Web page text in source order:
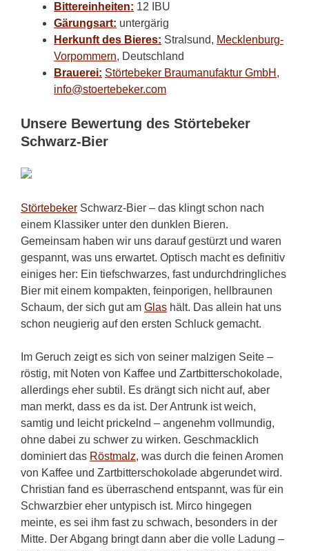
Bittereinheiten: 12 IBU
Gärungsart: untergärig
Herkunft des Bieres: Stralsund, Mecklenburg-
Vorpommern, Deutschland
Brauerei: Störtebeker Braumanufaktur GmbH ,
info@stoertebeker.com
Unsere Bewertung des Störtebeker
Schwarz-Bier
Störtebeker Schwarz-Bier – das klingt schon nach
einem Klassiker unter den dunklen Bieren.
Gemeinsam haben wir uns darauf gestürzt und waren
gespannt, was uns erwartet. Optisch macht es definitiv
einiges her: Ein tiefschwarzes, fast undurchdringliches
Bier mit einem kompakten, feinporigen, hellbraunen
Schaum, der sich gut am Glas hält. Das allein hat uns
schon neugierig auf den ersten Schluck gemacht.
Im Geruch zeigt es sich von seiner malzigen Seite –
röstig, mit Noten von Kaffee und Zartbitterschokolade,
allerdings eher subtil. Es drängt sich nicht auf, aber
man merkt, dass es da ist. Der Antrunk ist weich,
samtig und leicht prickelnd – angenehm vollmundig,
ohne dabei zu schwer zu wirken. Geschmacklich
dominiert das Röstmalz, was durch die feinen Aromen
von Kaffee und Zartbitterschokolade abgerundet wird.
Christian fand es überraschend entspannt, was für ein
Schwarzbier eher untypisch ist. Mirco hingegen
meinte, es sei ihm fast zu schwach, besonders in der
Mitte. Der Abgang bringt dann aber die volle Ladung –